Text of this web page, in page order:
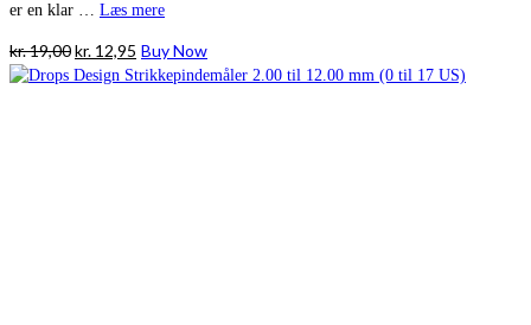
er en klar … Læs mere
kr.19,00Den
oprindelige
kr. 12,95 Den
aktuelle
Buy Now